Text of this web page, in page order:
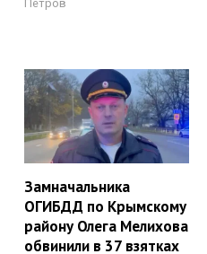
Петров
Замначальника
ОГИБДД по Крымскому
району Олега Мелихова
обвинили в 37 взятках